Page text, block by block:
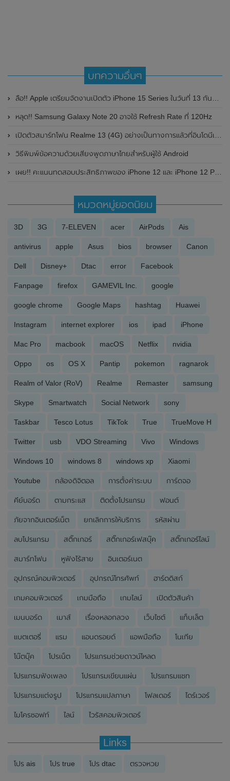
บทความอื่นๆ
ลือ!! Apple เตรียมจัดงานเปิดตัว iPhone 15 Series ในวันที่ 13 กันยายน 2023 นี้ พร้อมเผยรายละเอียดราคา
หลุด!! Samsung Galaxy Note 20 อาจใช้ Refresh Rate ที่ 120Hz
เปิดตัวสมาร์ทโฟน Realme 13 (4G) อย่างเป็นทางการแล้วที่อินโดนีเซีย มาพร้อมชิปเซ็ต Qualcomm Snapdragon 685 , หน้าจอแสดงผล AMOLED ขนาดใหญ่ 6.67 นิ้ว / 120Hz และแบตเตอรี่ 5,000mAh
วิธีพิมพ์ข้อความด้วยเสียงพูดภาษาไทยสำหรับผู้ใช้ Android
เผย!! คะแนนทดสอบประสิทธิภาพของ iPhone 12 และ iPhone 12 Pro บน Geekbench แรงขึ้นเล็กน้อย
หมวดหมู่ยอดนิยม
3D 3G 7-ELEVEN acer AirPods Ais
antivirus apple Asus bios browser Canon
Dell Disney+ Dtac error Facebook
Fanpage firefox GAMEVIL Inc. google
google chrome Google Maps hashtag Huawei
Instagram internet explorer ios ipad iPhone
Mac Pro macbook macOS Netflix nvidia
Oppo os OS X Pantip pokemon ragnarok
Realm of Valor (RoV) Realme Remaster samsung
Skype Smartwatch Social Network sony
Taskbar Tesco Lotus TikTok True TrueMove H
Twitter usb VDO Streaming Vivo Windows
Windows 10 windows 8 windows xp Xiaomi
Youtube กล้องดิจิตอล การตั้งค่าระบบ การ์ดจอ
คีย์บอร์ด ตามกระแส ติดตั้งโปรแกรม ฟอนต์
ภัยจากอินเตอร์เน็ต ยกเลิกการให้บริการ รหัสผ่าน
ลบโปรแกรม สติ๊กเกอร์ สติ๊กเกอร์เฟสบุ๊ค สติ๊กเกอร์ไลน์
สมาร์ทโฟน หูฟังไร้สาย อินเตอร์เนต
อุปกรณ์คอมพิวเตอร์ อุปกรณ์โทรศัพท์ ฮาร์ดดิสก์
เกมคอมพิวเตอร์ เกมมือถือ เกมไลน์ เปิดตัวสินค้า
เมนบอร์ด เมาส์ เรื่องหลอกลวง เว็บไซต์ แท็บเล็ต
แบตเตอรี่ แรม แอนดรอยด์ แอพมือถือ โนเกีย
โน๊ตบุ๊ค โปรเน็ต โปรแกรมช่วยดาวน์โหลด
โปรแกรมฟังเพลง โปรแกรมเขียนแผ่น โปรแกรมแชท
โปรแกรมแต่งรูป โปรแกรมแปลภาษา โฟลเดอร์ ไดร์เวอร์
ไมโครซอฟท์ ไลน์ ไวรัสคอมพิวเตอร์
Links
โปร ais โปร true โปร dtac ตรวจหวย